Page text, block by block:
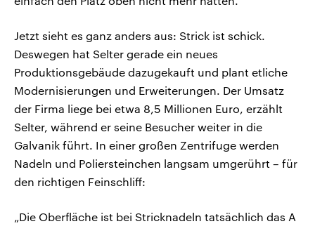
Jetzt sieht es ganz anders aus: Strick ist schick.
Deswegen hat Selter gerade ein neues
Produktionsgebäude dazugekauft und plant etliche
Modernisierungen und Erweiterungen. Der Umsatz
der Firma liege bei etwa 8,5 Millionen Euro, erzählt
Selter, während er seine Besucher weiter in die
Galvanik führt. In einer großen Zentrifuge werden
Nadeln und Poliersteinchen langsam umgerührt – für
den richtigen Feinschliff:
„Die Oberfläche ist bei Stricknadeln tatsächlich das A